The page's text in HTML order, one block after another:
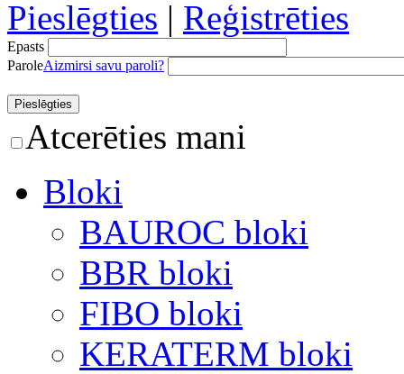
Pieslēgties | Reģistrēties
Epasts
ParoleAizmirsi savu paroli?
Atcerēties mani
Bloki
BAUROC bloki
BBR bloki
FIBO bloki
KERATERM bloki